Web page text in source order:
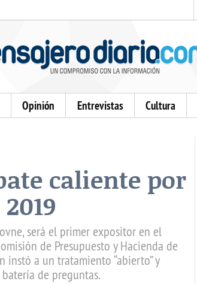
Opinión Entrevistas Cultura
caliente por
será el primer expositor en el
de Presupuesto y Hacienda de
instó a un tratamiento “abierto” y
de preguntas.